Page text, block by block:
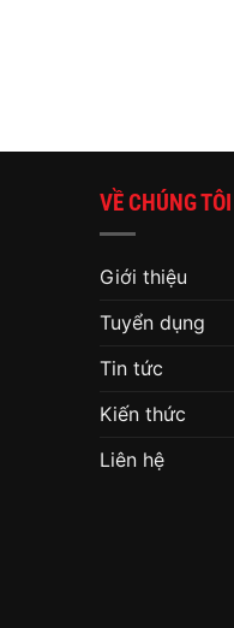
VỀ CHÚNG TÔI
Giới thiệu
Tuyển dụng
Tin tức
Kiến thức
Liên hệ